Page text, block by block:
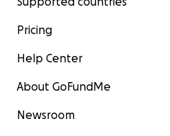
Pricing
Help Center
About GoFundMe
Newsroom